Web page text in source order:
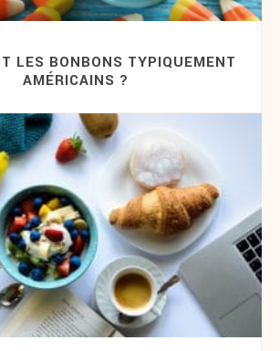
LES BONBONS TYPIQUEMENT
AMÉRICAINS ?